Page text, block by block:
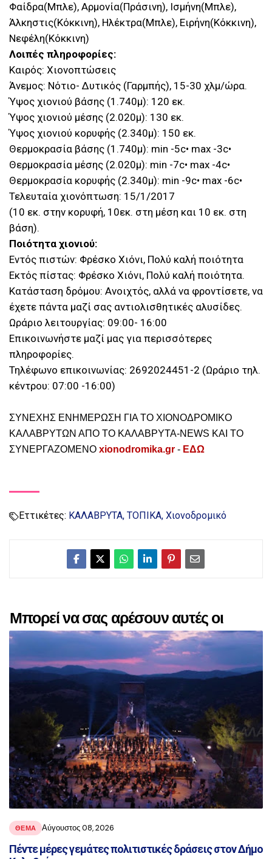
Φαίδρα(Μπλε), Αρμονία(Πράσινη), Ισμήνη(Μπλε),
Άλκηστις(Κόκκινη), Ηλέκτρα(Μπλε), Ειρήνη(Κόκκινη),
Νεφέλη(Κόκκινη)
Λοιπές πληροφορίες:
Καιρός: Χιονοπτώσεις
Άνεμος: Νότιο- Δυτικός (Γαρμπής), 15-30 χλμ/ώρα.
Ύψος χιονιού βάσης (1.740μ): 120 εκ.
Ύψος χιονιού μέσης (2.020μ): 130 εκ.
Ύψος χιονιού κορυφής (2.340μ): 150 εκ.
Θερμοκρασία βάσης (1.740μ): min -5c• max -3c•
Θερμοκρασία μέσης (2.020μ): min -7c• max -4c•
Θερμοκρασία κορυφής (2.340μ): min -9c• max -6c•
Τελευταία χιονόπτωση: 15/1/2017
(10 εκ. στην κορυφή, 10εκ. στη μέση και 10 εκ. στη
βάση).
Ποιότητα χιονιού:
Εντός πιστών: Φρέσκο Χιόνι, Πολύ καλή ποιότητα
Εκτός πίστας: Φρέσκο Χιόνι, Πολύ καλή ποιότητα.
Κατάσταση δρόμου: Ανοιχτός, αλλά να φροντίσετε, να
έχετε πάντα μαζί σας αντιολισθητικές αλυσίδες.
Ωράριο λειτουργίας: 09:00- 16:00
Επικοινωνήστε μαζί μας για περισσότερες
πληροφορίες.
Τηλέφωνο επικοινωνίας: 2692024451-2 (Ωράριο τηλ.
κέντρου: 07:00 -16:00)
ΣΥΝΕΧΗΣ ΕΝΗΜΕΡΩΣΗ ΓΙΑ ΤΟ ΧΙΟΝΟΔΡΟΜΙΚΟ
ΚΑΛΑΒΡΥΤΩΝ ΑΠΟ ΤΟ ΚΑΛΑΒΡΥΤΑ-NEWS KAI TO
ΣΥΝΕΡΓΑΖΟΜΕΝΟ xionodromika.gr - ΕΔΩ
Εττικέτες: ΚΑΛΑΒΡΥΤΑ ΤΟΠΙΚΑ Χιονοδρομικό
Μπορεί να σας αρέσουν αυτές οι
αναρτήσεις
ΘΕΜΑ Αύγουστος 08, 2026
Πέντε μέρες γεμάτες πολιτιστικές δράσεις στον Δήμο